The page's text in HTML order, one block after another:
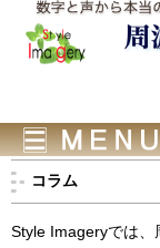
コラム
Style Imageryでは、